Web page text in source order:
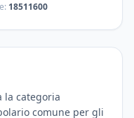
18511600
la categoria
comune per gli